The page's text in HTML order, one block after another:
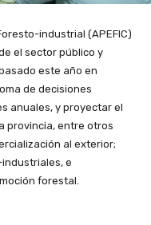
industrial (APEFIC)
el sector público y
este año en
de decisiones
anuales, y proyectar el
provincia, entre otros
al exterior;
e
forestal.